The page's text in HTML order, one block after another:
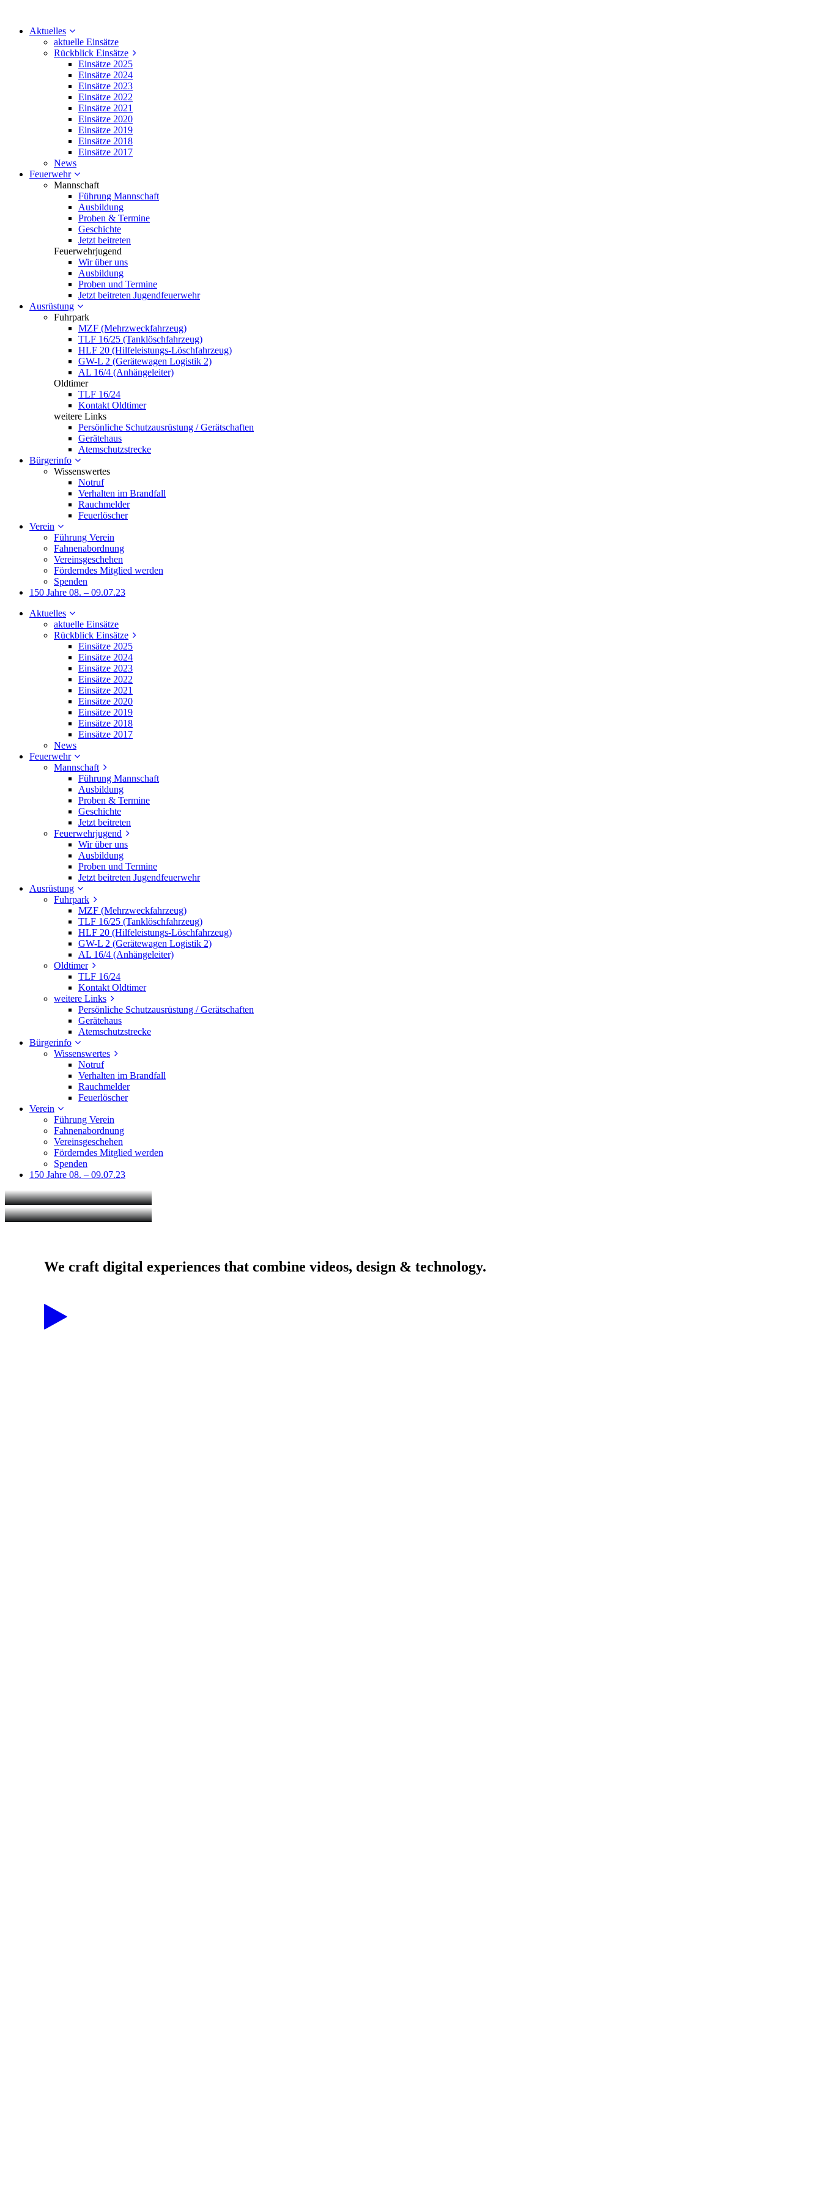
Aktuelles
aktuelle Einsätze
Rückblick Einsätze
Einsätze 2025
Einsätze 2024
Einsätze 2023
Einsätze 2022
Einsätze 2021
Einsätze 2020
Einsätze 2019
Einsätze 2018
Einsätze 2017
News
Feuerwehr
Mannschaft
Führung Mannschaft
Ausbildung
Proben & Termine
Geschichte
Jetzt beitreten
Feuerwehrjugend
Wir über uns
Ausbildung
Proben und Termine
Jetzt beitreten Jugendfeuerwehr
Ausrüstung
Fuhrpark
MZF (Mehrzweckfahrzeug)
TLF 16/25 (Tanklöschfahrzeug)
HLF 20 (Hilfeleistungs-Löschfahrzeug)
GW-L 2 (Gerätewagen Logistik 2)
AL 16/4 (Anhängeleiter)
Oldtimer
TLF 16/24
Kontakt Oldtimer
weitere Links
Persönliche Schutzausrüstung / Gerätschaften
Gerätehaus
Atemschutzstrecke
Bürgerinfo
Wissenswertes
Notruf
Verhalten im Brandfall
Rauchmelder
Feuerlöscher
Verein
Führung Verein
Fahnenabordnung
Vereinsgeschehen
Förderndes Mitglied werden
Spenden
150 Jahre 08. – 09.07.23
Aktuelles
aktuelle Einsätze
Rückblick Einsätze
Einsätze 2025
Einsätze 2024
Einsätze 2023
Einsätze 2022
Einsätze 2021
Einsätze 2020
Einsätze 2019
Einsätze 2018
Einsätze 2017
News
Feuerwehr
Mannschaft
Führung Mannschaft
Ausbildung
Proben & Termine
Geschichte
Jetzt beitreten
Feuerwehrjugend
Wir über uns
Ausbildung
Proben und Termine
Jetzt beitreten Jugendfeuerwehr
Ausrüstung
Fuhrpark
MZF (Mehrzweckfahrzeug)
TLF 16/25 (Tanklöschfahrzeug)
HLF 20 (Hilfeleistungs-Löschfahrzeug)
GW-L 2 (Gerätewagen Logistik 2)
AL 16/4 (Anhängeleiter)
Oldtimer
TLF 16/24
Kontakt Oldtimer
weitere Links
Persönliche Schutzausrüstung / Gerätschaften
Gerätehaus
Atemschutzstrecke
Bürgerinfo
Wissenswertes
Notruf
Verhalten im Brandfall
Rauchmelder
Feuerlöscher
Verein
Führung Verein
Fahnenabordnung
Vereinsgeschehen
Förderndes Mitglied werden
Spenden
150 Jahre 08. – 09.07.23
We craft digital experiences that combine videos, design & technology.